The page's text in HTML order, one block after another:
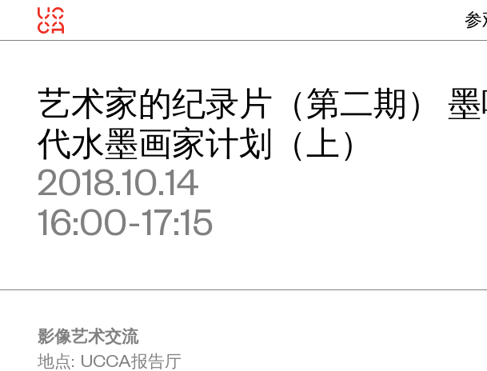
参
艺术家的纪录片（第二期） 墨
代水墨画家计划（上）
2018.10.14
16:00-17:15
影像艺术交流
地点: UCCA报告厅